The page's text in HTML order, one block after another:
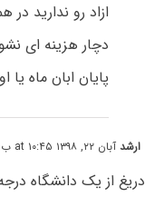
ازاد رو ندارید
دچار هزینه ای
پایان ابان ماه یا
ارشدآبان ۲۲, ۱۳۹۸ at ۱۰:۴۵ ب٫ظ
دریغ از یک دانشگاه